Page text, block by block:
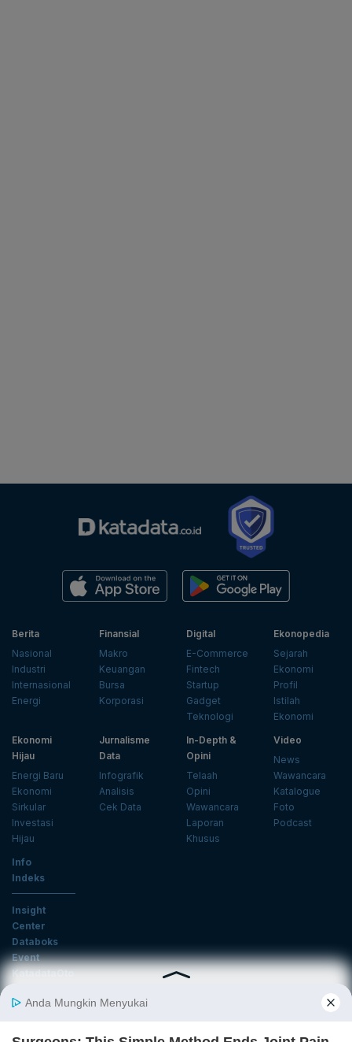
Berita
Nasional
Industri
Internasional
Energi
Finansial
Makro
Keuangan
Bursa
Korporasi
Digital
E-Commerce
Fintech
Startup
Gadget
Teknologi
Ekonopedia
Sejarah
Ekonomi
Profil
Istilah
Ekonomi
Ekonomi
Hijau
Energi Baru
Ekonomi
Sirkular
Investasi
Hijau
Jurnalisme
Data
Infografik
Analisis
Cek Data
In-Depth &
Opini
Telaah
Opini
Wawancara
Laporan
Khusus
Video
News
Wawancara
Katalogue
Foto
Podcast
Info
Indeks
Insight
Center
Databoks
Event
KatadataOto
Email